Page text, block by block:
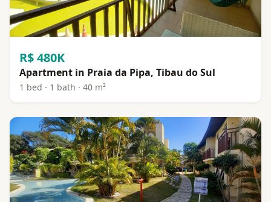
R$ 480K
Apartment in Praia da Pipa, Tibau do Sul
1 bed · 1 bath · 40 m²